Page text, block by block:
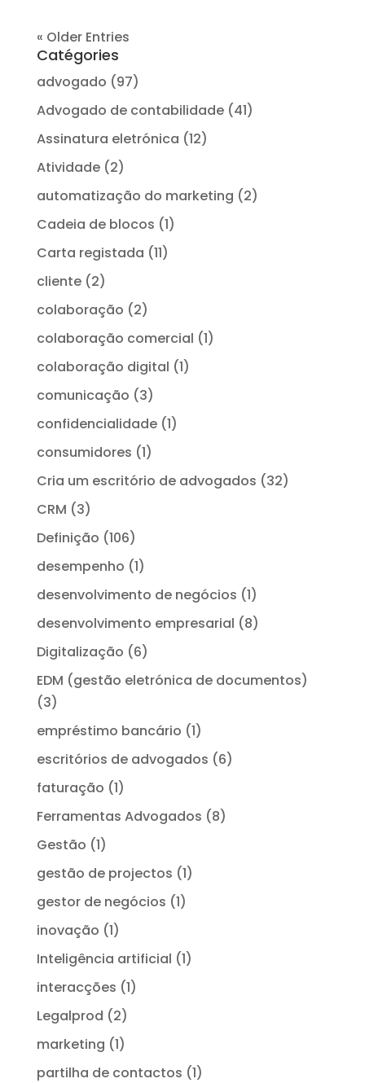
« Older Entries
Catégories
advogado (97)
Advogado de contabilidade(41)
Assinatura eletrónica (12)
Atividade(2)
automatização do marketing (2)
Cadeia de blocos (1)
Carta registada (11)
cliente(2)
colaboração (2)
colaboração comercial (1)
colaboração digital (1)
comunicação (3)
confidencialidade(1)
consumidores (1)
Cria um escritório de advogados (32)
CRM (3)
Definição (106)
desempenho (1)
desenvolvimento de negócios (1)
desenvolvimento empresarial (8)
Digitalização (6)
EDM (gestão eletrónica de documentos)
(3)
empréstimo bancário (1)
escritórios de advogados (6)
faturação (1)
Ferramentas Advogados (8)
Gestão (1)
gestão de projectos (1)
gestor de negócios (1)
inovação (1)
Inteligência artificial (1)
interacções (1)
Legalprod (2)
marketing (1)
partilha de contactos (1)